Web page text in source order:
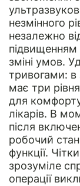
незмінного
незалежно
підвищенням
зміні умов.
тривогами: в
має три
для
лікарів. В
після
робочий
функції.
зрозуміле
операції